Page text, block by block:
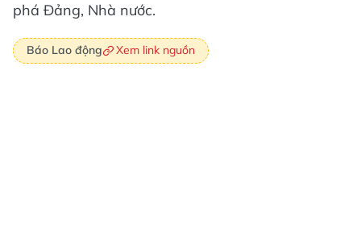
phá Đảng, Nhà nước.
Báo Lao động Xem link nguồn